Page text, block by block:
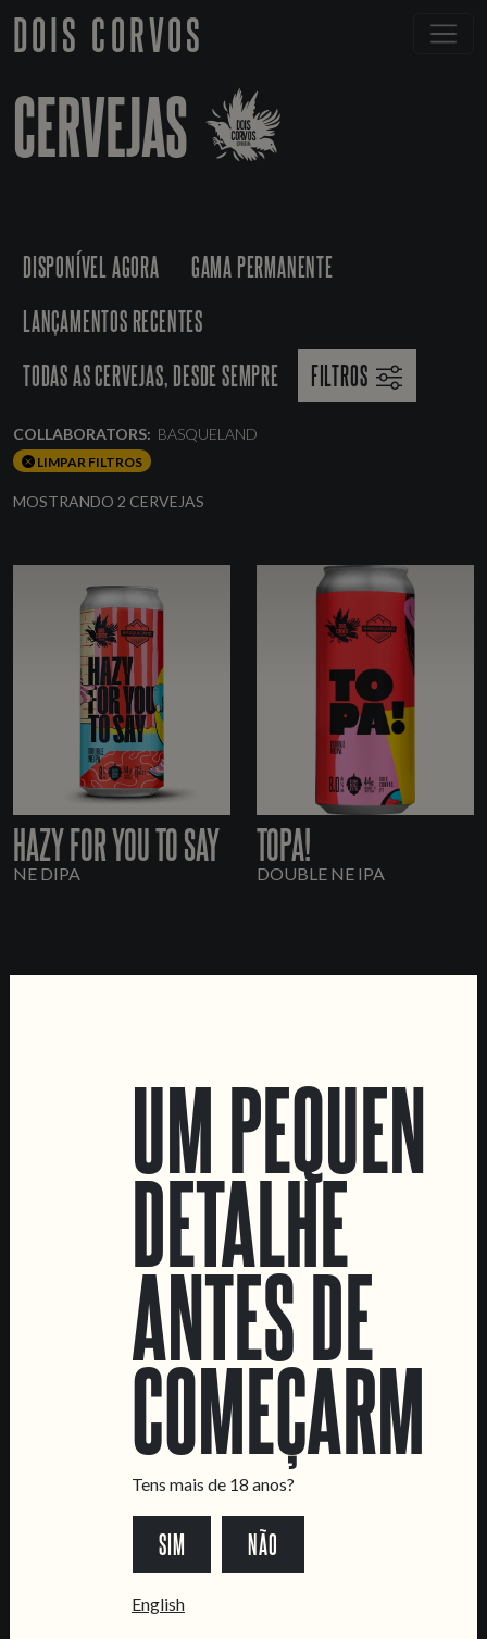
DOIS CORVOS
CERVEJAS
DISPONÍVEL AGORA
GAMA PERMANENTE
LANÇAMENTOS RECENTES
TODAS AS CERVEJAS, DESDE SEMPRE
FILTROS
COLLABORATORS: BASQUELAND
LIMPAR FILTROS
MOSTRANDO 2 CERVEJAS
HAZY FOR YOU TO SAY
NE DIPA
TOPA!
DOUBLE NE IPA
Quero vender as vossas cervejas!
Tours e eventos privados
Livro de Reclamações
UM PEQUENO
DETALHE
ANTES DE
Tens mais de 18 anos?
SIM NÃO
English